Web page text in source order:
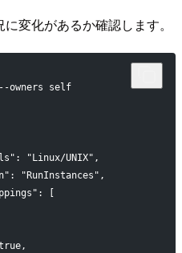
変化があるか確認します。
--owners self
"Linux/UNIX",
"RunInstances",
[